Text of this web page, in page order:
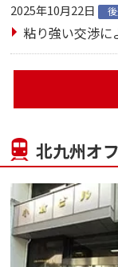
2025年10月22日
粘り強い交渉
北九州オ